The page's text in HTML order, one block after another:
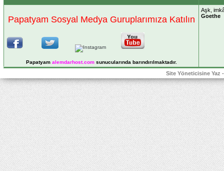
Papatyam Sosyal Medya Guruplarımıza Katılın
Papatyam alemdarhost.comsunucularında barındırılmaktadır.
Aşk,
Goethe
Site Yöneticisine Yaz